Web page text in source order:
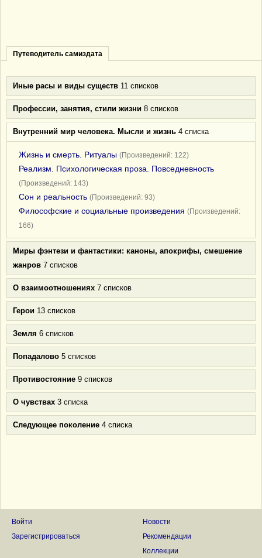
Путеводитель самиздата
Иные расы и виды существ 11 списков
Профессии, занятия, стили жизни 8 списков
Внутренний мир человека. Мысли и жизнь 4 списка
Жизнь и смерть. Ритуалы (Произведений: 122)
Реализм. Психологическая проза. Повседневность
(Произведений: 143)
Сон и реальность (Произведений: 93)
Философские и социальные произведения (Произведений:
166)
Миры фэнтези и фантастики: каноны, апокрифы, смешение
жанров 7 списков
О взаимоотношениях 7 списков
Герои 13 списков
Земля 6 списков
Попадалово 5 списков
Противостояние 9 списков
О чувствах 3 списка
Следующее поколение 4 списка
Войти
Зарегистрироваться
Новости
Рекомендации
Коллекции